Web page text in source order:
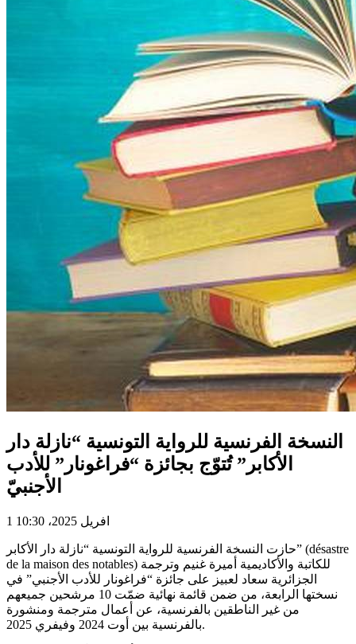
النسخة الفرنسية للرواية التونسية “نازلة دار
الأكابر” تُتوّج بجائزة “فراغونار” للأدب
الأجنبيّ
1 افريل 2025، 10:30
حازت النسخة الفرنسية للرواية التونسية “نازلة دار الأكابر” (désastre
de la maison des notables) للكاتبة والأكاديمية أميرة غنيم وترجمة
الجزائرية سعاد لعبيز على جائزة “فراغونار للأدب الأجنبي” في
نسختها الرابعة، من ضمن قائمة نهائية ضمّت 10 مرشحين جميعهم
من غير الناطقين بالفرنسية، عن أعمال مترجمة ومنشورة
بالفرنسية بين أوت 2024 وفيفري 2025.